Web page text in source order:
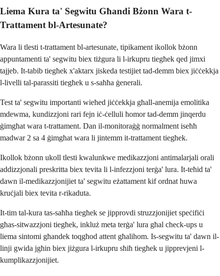
Liema Kura ta' Segwitu Għandi Bżonn Wara t-
Trattament bl-Artesunate?
Wara li tlesti t-trattament bl-artesunate, tipikament ikollok bżonn
appuntamenti ta' segwitu biex tiżgura li l-irkupru tiegħek qed jimxi
tajjeb. It-tabib tiegħek x'aktarx jiskeda testijiet tad-demm biex jiċċekkja
l-livelli tal-parassiti tiegħek u s-saħħa ġenerali.
Test ta' segwitu importanti wieħed jiċċekkja għall-anemija emolitika
mdewma, kundizzjoni rari fejn iċ-ċelluli ħomor tad-demm jinqerdu
ġimgħat wara t-trattament. Dan il-monitoraġġ normalment iseħħ
madwar 2 sa 4 ġimgħat wara li jintemm it-trattament tiegħek.
Ikollok bżonn ukoll tlesti kwalunkwe medikazzjoni antimalarjali orali
addizzjonali preskritta biex tevita li l-infezzjoni terġa' lura. It-teħid ta'
dawn il-medikazzjonijiet ta' segwitu eżattament kif ordnat huwa
kruċjali biex tevita r-rikaduta.
It-tim tal-kura tas-saħħa tiegħek se jipprovdi struzzjonijiet speċifiċi
għas-sitwazzjoni tiegħek, inkluż meta terġa' lura għal check-ups u
liema sintomi għandek toqgħod attent għalihom. Is-segwitu ta' dawn il-
linji gwida jgħin biex jiżgura l-irkupru sħiħ tiegħek u jipprevjeni l-
kumplikazzjonijiet.